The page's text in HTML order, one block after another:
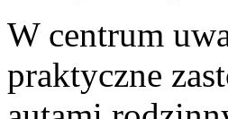
W centrum
praktyczne